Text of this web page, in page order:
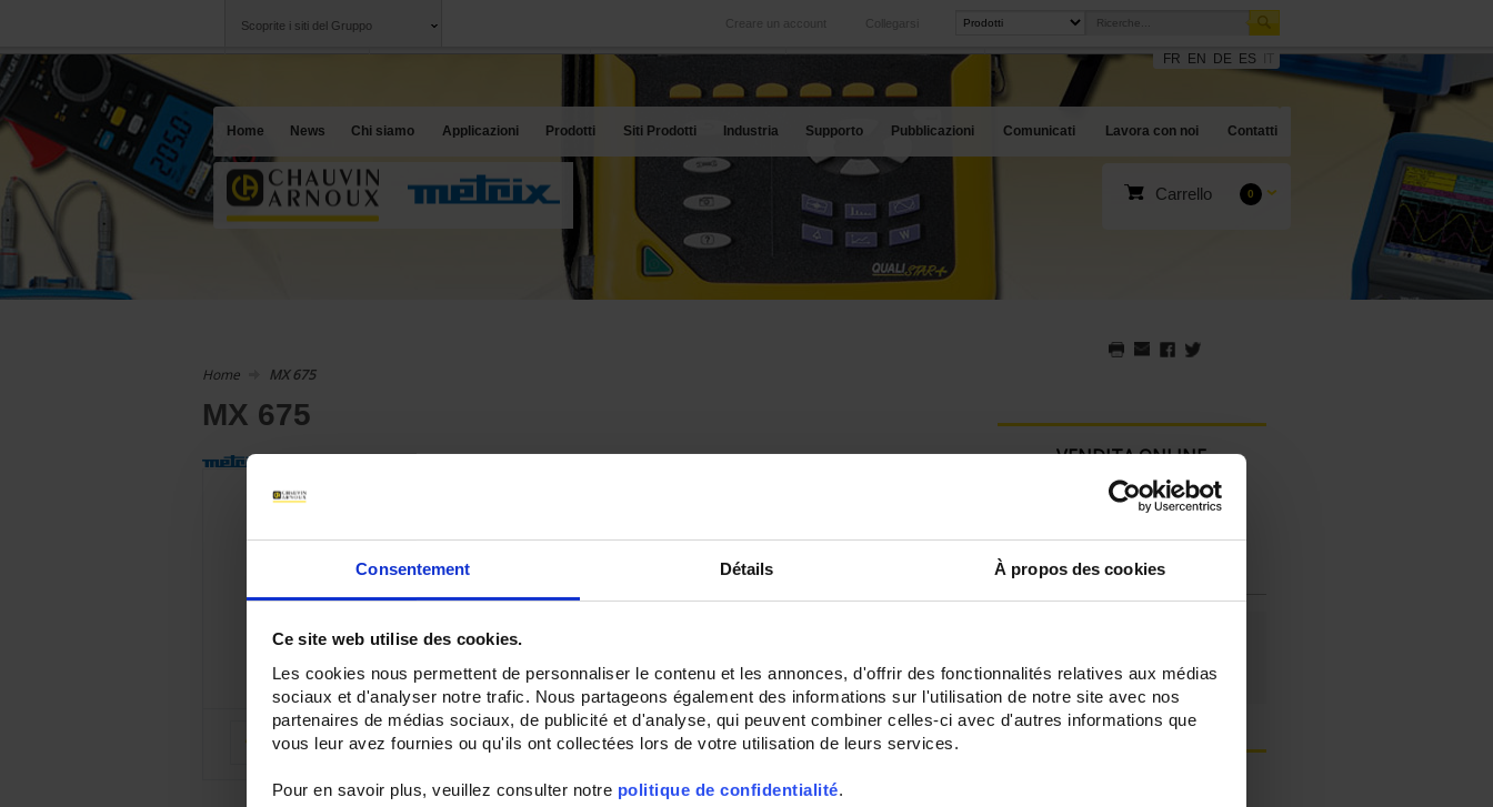
Consentement Détails À propos des cookies
Ce site web utilise des cookies.
Les cookies nous permettent de personnaliser le contenu et les annonces, d'offrir des fonctionnalités relatives aux médias
sociaux et d'analyser notre trafic. Nous partageons également des informations sur l'utilisation de notre site avec nos
partenaires de médias sociaux, de publicité et d'analyse, qui peuvent combiner celles-ci avec d'autres informations que
vous leur avez fournies ou qu'ils ont collectées lors de votre utilisation de leurs services.
Pour en savoir plus, veuillez consulter notre politique de confidentialité.
Scoprite i siti del Gruppo Collegarsi
Creare un account
Internazionale
le nostre filiali all'estero
le nostre migliori offerte
FR EN DE ES
Home News Chi siamo Applicazioni Prodotti Siti Prodotti Industria Supporto Pubblicazioni Comunicati Lavora con noi Contatti
Carrello 0
Home MX 675
MX 675
MX675, Pinza multimetro digitale con display 10.000 pt retroilluminato.
MX 675, Caratteristiche principali:
Corrente DC: 100 / 1.000 / 1.400A
Corrente AC: 100 / 1.000A
Tensione DC: 1.000 / 1.400V
Tensione AC: 1.000V
Resistenza: 1kΩ / 10kΩ
Temperatura: 1.000°C / 1.200°C (con termocoppia K)
VENDITA ONLINE
Collegatevi per accedere alla vendita online.
Collegarsi
MX670/675